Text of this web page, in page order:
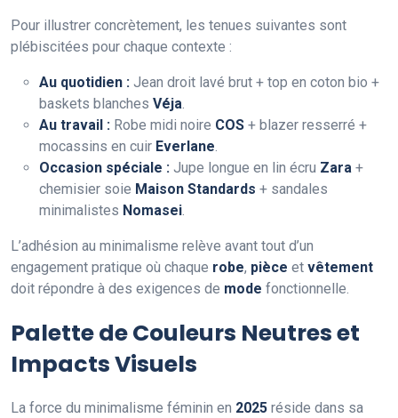
Pour illustrer concrètement, les tenues suivantes sont
plébiscitées pour chaque contexte :
Au quotidien : Jean droit lavé brut + top en coton bio +
baskets blanches Véja
Au travail : Robe midi noire COS + blazer resserré +
mocassins en cuir Everlane
Occasion spéciale : Jupe longue en lin écru Zara +
chemisier soie Maison Standards + sandales
minimalistes Nomasei
L’adhésion au minimalisme relève avant tout d’un
engagement pratique où chaque robe, pièce et vêtement
doit répondre à des exigences de mode fonctionnelle.
Palette de Couleurs Neutres et
Impacts Visuels
La force du minimalisme féminin en 2025 réside dans sa